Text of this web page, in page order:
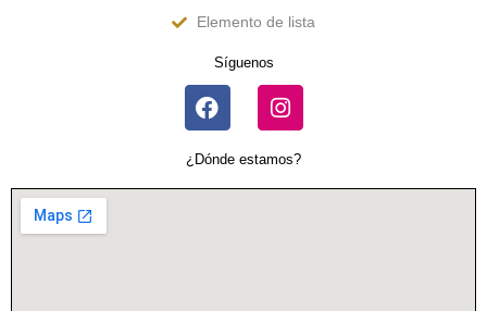
Elemento de lista
Síguenos
¿Dónde estamos?